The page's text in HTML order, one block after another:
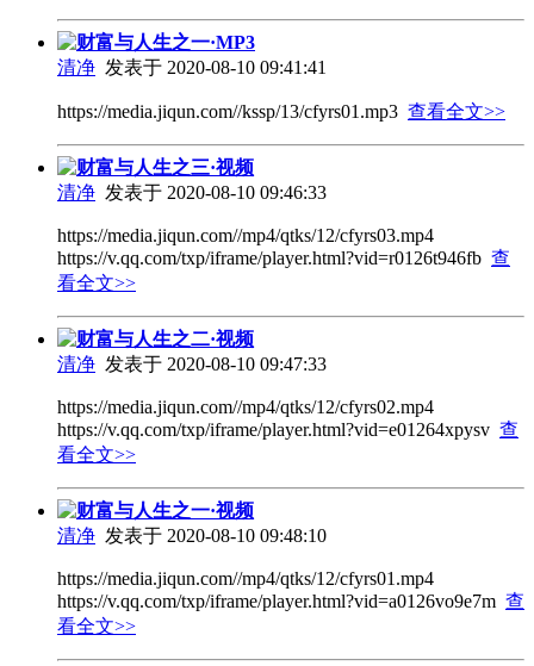
财富与人生之一·MP3
清净 发表于 2020-08-10 09:41:41
https://media.jiqun.com//kssp/13/cfyrs01.mp3 查看全文>>
财富与人生之三·视频
清净 发表于 2020-08-10 09:46:33
https://media.jiqun.com//mp4/qtks/12/cfyrs03.mp4
https://v.qq.com/txp/iframe/player.html?vid=r0126t946fb 查
看全文>>
财富与人生之二·视频
清净 发表于 2020-08-10 09:47:33
https://media.jiqun.com//mp4/qtks/12/cfyrs02.mp4
https://v.qq.com/txp/iframe/player.html?vid=e01264xpysv 查
看全文>>
财富与人生之一·视频
清净 发表于 2020-08-10 09:48:10
https://media.jiqun.com//mp4/qtks/12/cfyrs01.mp4
https://v.qq.com/txp/iframe/player.html?vid=a0126vo9e7m 查
看全文>>